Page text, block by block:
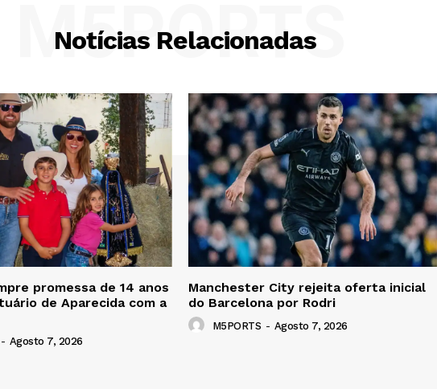
Notícias Relacionadas
M5PORTS
promessa de 14 anos
de Aparecida com a
- Agosto 7, 2026
Manchester City rejeita oferta inicial
do Barcelona por Rodri
M5PORTS - Agosto 7, 2026